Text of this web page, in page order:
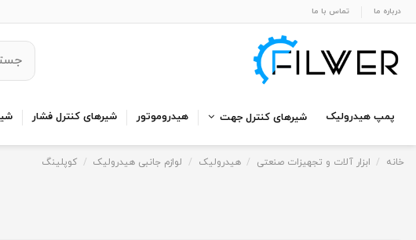
درباره ما تماس با ما
پمپ هیدرولیک شیرهای کنترل جهت هیدروموتور شیرهای کنترل فشار
خانه ابزار آلات و تجهیزات صنعتی هیدرولیک لوازم جانبی هیدرولیک کوپلینگ